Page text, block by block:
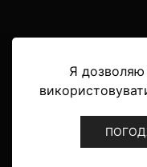
Я дозволяю